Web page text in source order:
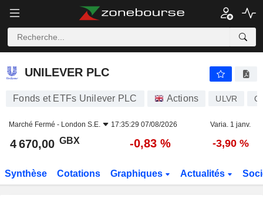
UNILEVER PLC
UNILEVER PLC
Fonds et ETFs Unilever PLC Actions ULVR
Marché Fermé - London S.E. 17:35:29 07/08/2026 Varia. 1 janv.
4 670,00 GBX -0,83 % -3,90 %
Synthèse Cotations Graphiques Actualités